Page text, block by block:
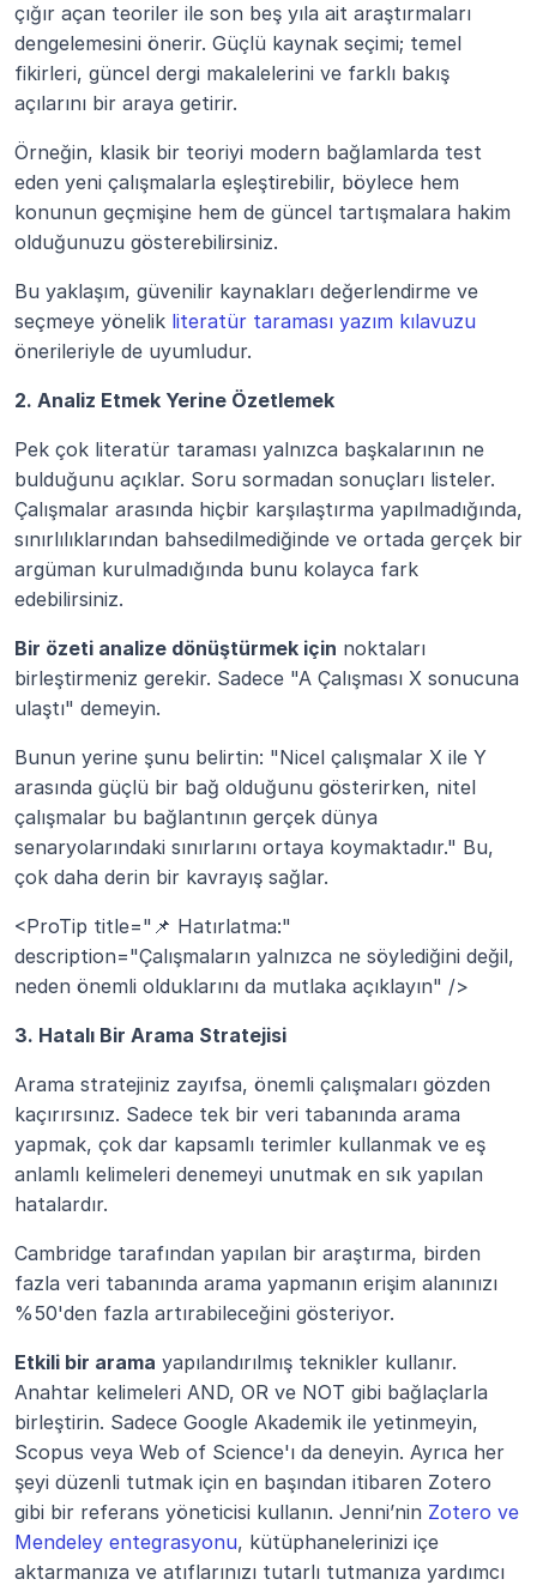
çığır açan teoriler ile son beş yıla ait araştırmaları
dengelemesini önerir. Güçlü kaynak seçimi; temel
fikirleri, güncel dergi makalelerini ve farklı bakış
açılarını bir araya getirir.
Örneğin, klasik bir teoriyi modern bağlamlarda test
eden yeni çalışmalarla eşleştirebilir, böylece hem
konunun geçmişine hem de güncel tartışmalara hakim
olduğunuzu gösterebilirsiniz.
Bu yaklaşım, güvenilir kaynakları değerlendirme ve
seçmeye yönelik literatür taraması yazım kılavuzu
önerileriyle de uyumludur.
2. Analiz Etmek Yerine Özetlemek
Pek çok literatür taraması yalnızca başkalarının ne
bulduğunu açıklar. Soru sormadan sonuçları listeler.
Çalışmalar arasında hiçbir karşılaştırma yapılmadığında,
sınırlılıklarından bahsedilmediğinde ve ortada gerçek bir
argüman kurulmadığında bunu kolayca fark
edebilirsiniz.
Bir özeti analize dönüştürmek için noktaları
birleştirmeniz gerekir. Sadece "A Çalışması X sonucuna
ulaştı" demeyin.
Bunun yerine şunu belirtin: "Nicel çalışmalar X ile Y
arasında güçlü bir bağ olduğunu gösterirken, nitel
çalışmalar bu bağlantının gerçek dünya
senaryolarındaki sınırlarını ortaya koymaktadır." Bu,
çok daha derin bir kavrayış sağlar.
<ProTip title="📌 Hatırlatma:"
description="Çalışmaların yalnızca ne söylediğini değil,
neden önemli olduklarını da mutlaka açıklayın" />
3. Hatalı Bir Arama Stratejisi
Arama stratejiniz zayıfsa, önemli çalışmaları gözden
kaçırırsınız. Sadece tek bir veri tabanında arama
yapmak, çok dar kapsamlı terimler kullanmak ve eş
anlamlı kelimeleri denemeyi unutmak en sık yapılan
hatalardır.
Cambridge tarafından yapılan bir araştırma, birden
fazla veri tabanında arama yapmanın erişim alanınızı
%50'den fazla artırabileceğini gösteriyor.
Etkili bir arama yapılandırılmış teknikler kullanır.
Anahtar kelimeleri AND, OR ve NOT gibi bağlaçlarla
birleştirin. Sadece Google Akademik ile yetinmeyin,
Scopus veya Web of Science'ı da deneyin. Ayrıca her
şeyi düzenli tutmak için en başından itibaren Zotero
gibi bir referans yöneticisi kullanın. Jenni’nin Zotero ve
Mendeley entegrasyonu, kütüphanelerinizi içe
aktarmanıza ve atıflarınızı tutarlı tutmanıza yardımcı